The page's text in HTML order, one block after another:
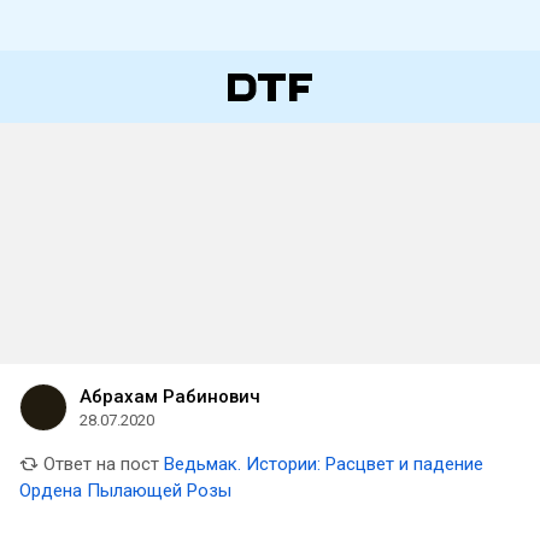
Абрахам Рабинович
28.07.2020
Ответ на пост Ведьмак. Истории: Расцвет и падение
Ордена Пылающей Розы